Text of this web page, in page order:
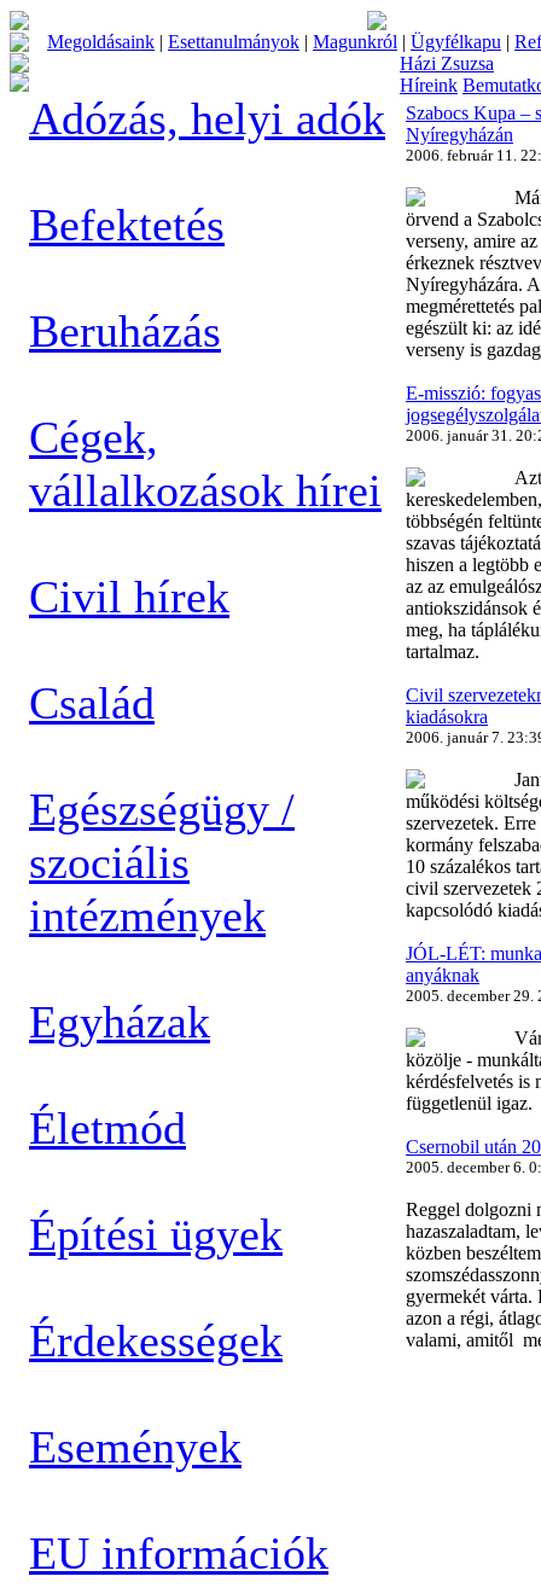
Megoldásaink | Esettanulmányok | Magunkról | Ügyfélkapu |
Adózás, helyi adók
Befektetés
Beruházás
Cégek,
vállalkozások hírei
Civil hírek
Család
Egészségügy /
szociális
intézmények
Egyházak
Életmód
Építési ügyek
Érdekességek
Események
EU információk
Házi Zsuzsa
Híreink
Szabocs Kupa –
Nyíregyházán
2006. február 11.
örvend a
verseny, amire
érkeznek
Nyíregyházára.
megmérettetés
egészült ki: az
verseny is
E-misszió:
2006. január 31.
többségén
szavas
hiszen a legtöbb
az az
antiokszidánsok
meg, ha
tartalmaz.
Civil
kiadásokra
2006. január 7.
működési
szervezetek.
kormány
10 százalékos
civil szervezetek
kapcsolódó
JÓL-LÉT:
anyáknak
2005. december 29.
közölje -
kérdésfelvetés is
függetlenül igaz.
Csernobil után
2005. december 6.
Reggel dolgozni
hazaszaladtam,
közben
gyermekét
azon a régi,
valami, amitől